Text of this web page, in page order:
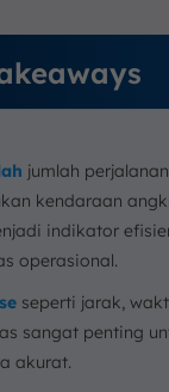
jumlah
kendaraan
indikator
operasional.
seperti jarak,
sangat penting
akurat.